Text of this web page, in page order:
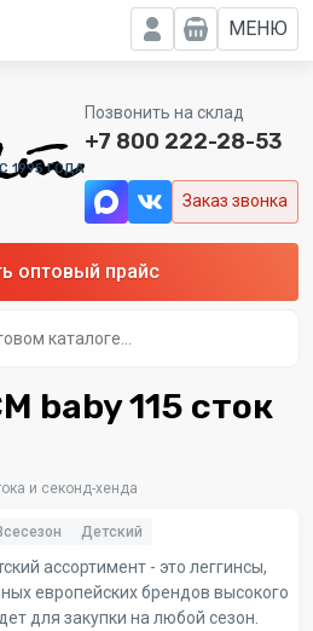
МЕНЮ
C 1995 ГОДА
Позвонить на склад
+7 800 222-28-53
Заказ звонка
оптовый прайс
baby 115 сток
и секонд-хенда
Детский
ассортимент - это леггинсы,
европейских брендов высокого
для закупки на любой сезон.